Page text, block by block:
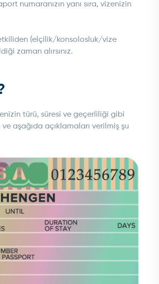
numaranızın yanı sıra, vizenizin
(elçilik/konsolosluk/vize
zaman alırsınız.
türü, süresi ve geçerliliği gibi
aşağıda açıklamaları verilmiş şu